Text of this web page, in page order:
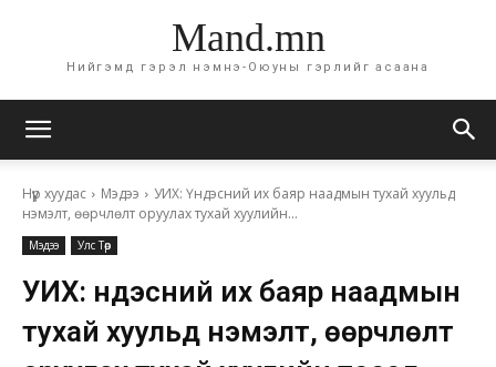
Mand.mn
Нийгэмд гэрэл нэмнэ-Оюуны гэрлийг асаана
Нүүр хуудас Мэдээ
УИХ: Үндэсний их баяр наадмын тухай хуульд
нэмэлт, өөрчлөлт оруулах тухай хуулийн...
Мэдээ Улс Төр
УИХ: Үндэсний их баяр наадмын
тухай хуульд нэмэлт, өөрчлөлт